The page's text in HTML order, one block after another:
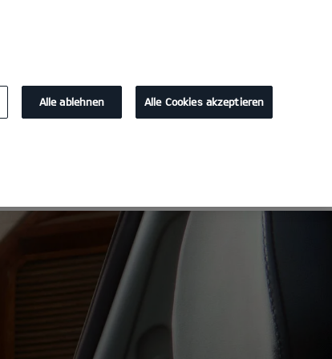
Alle ablehnen Alle Cookies akzeptieren